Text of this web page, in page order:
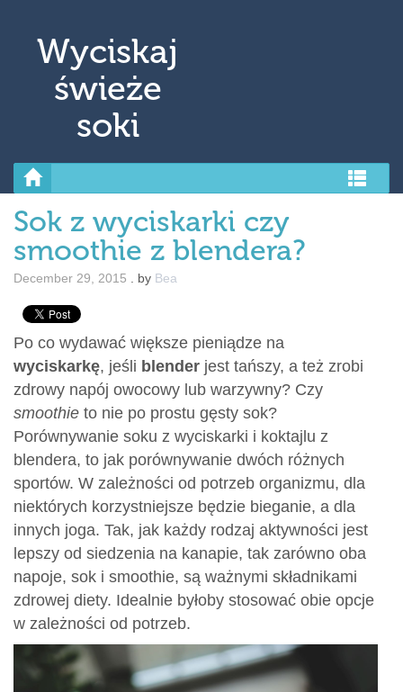
Wyciskaj
świeże
soki
Sok z wyciskarki czy
smoothie z blendera?
December 29, 2015 by Bea
Po co wydawać większe pieniądze na
wyciskarkę, jeśli blender jest tańszy, a też zrobi
zdrowy napój owocowy lub warzywny? Czy
smoothie to nie po prostu gęsty sok?
Porównywanie soku z wyciskarki i koktajlu z
blendera, to jak porównywanie dwóch różnych
sportów. W zależności od potrzeb organizmu, dla
niektórych korzystniejsze będzie bieganie, a dla
innych joga. Tak, jak każdy rodzaj aktywności jest
lepszy od siedzenia na kanapie, tak zarówno oba
napoje, sok i smoothie, są ważnymi składnikami
zdrowej diety. Idealnie byłoby stosować obie opcje
w zależności od potrzeb.